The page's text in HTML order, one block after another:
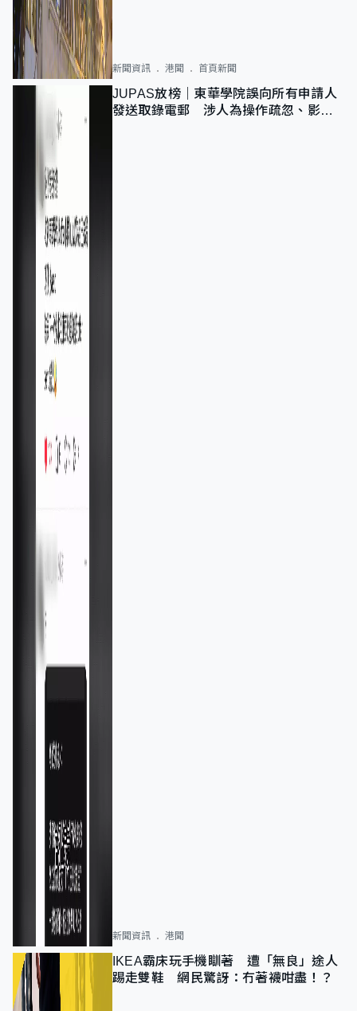
新聞資訊 港聞 首頁新聞
JUPAS放榜｜東華學院誤向所有申請人
發送取錄電郵 涉人為操作疏忽、影響
新聞資訊 港聞
IKEA霸床玩手機瞓著 遭「無良」途人
踢走雙鞋 網民驚訝：冇著襪咁盡！？